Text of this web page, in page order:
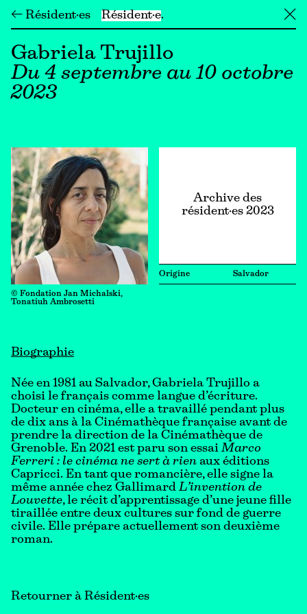
← Résident·es Résident·e ╳
Gabriela Trujillo
Du 4 septembre au 10 octobre
2023
© Fondation Jan Michalski,
Tonatiuh Ambrosetti
Archive des
résident·es 2023
Origine Salvador
Biographie
Née en 1981 au Salvador, Gabriela Trujillo a
choisi le français comme langue d’écriture.
Docteur en cinéma, elle a travaillé pendant plus
de dix ans à la Cinémathèque française avant de
prendre la direction de la Cinémathèque de
Grenoble. En 2021 est paru son essai Marco
Ferreri : le cinéma ne sert à rien aux éditions
Capricci. En tant que romancière, elle signe la
même année chez Gallimard L’invention de
Louvette, le récit d’apprentissage d’une jeune fille
tiraillée entre deux cultures sur fond de guerre
civile. Elle prépare actuellement son deuxième
roman.
Retourner à Résident·es